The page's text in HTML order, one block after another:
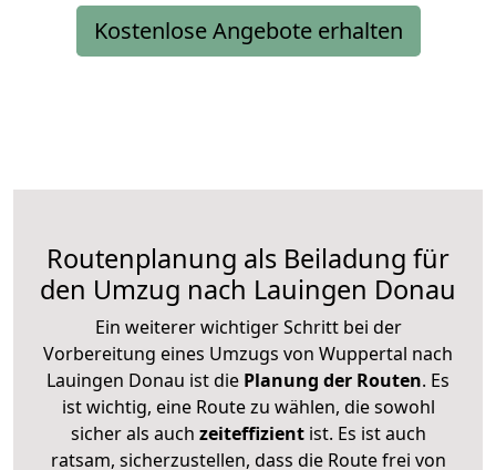
Kostenlose Angebote erhalten
Routenplanung als Beiladung für
den Umzug nach Lauingen Donau
Ein weiterer wichtiger Schritt bei der
Vorbereitung eines Umzugs von Wuppertal nach
Lauingen Donau ist die Planung der Routen. Es
ist wichtig, eine Route zu wählen, die sowohl
sicher als auch zeiteffizientist. Es ist auch
ratsam, sicherzustellen, dass die Route frei von